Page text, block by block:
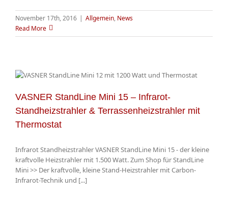
November 17th, 2016 | Allgemein, News
Read More
VASNER StandLine Mini 15 – Infrarot-
Standheizstrahler & Terrassenheizstrahler mit
Thermostat
Infrarot Standheizstrahler VASNER StandLine Mini 15 - der kleine
kraftvolle Heizstrahler mit 1.500 Watt. Zum Shop für StandLine
Mini >> Der kraftvolle, kleine Stand-Heizstrahler mit Carbon-
Infrarot-Technik und [...]